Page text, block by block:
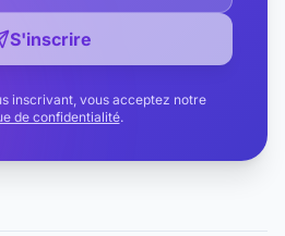
S'inscrire
inscrivant, vous acceptez notre
de confidentialité.